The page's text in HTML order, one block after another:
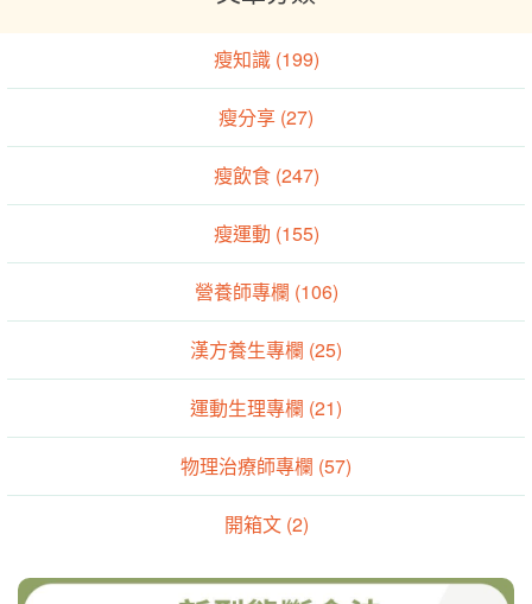
瘦知識 (199)
瘦分享 (27)
瘦飲食 (247)
瘦運動 (155)
營養師專欄 (106)
漢方養生專欄 (25)
運動生理專欄 (21)
物理治療師專欄 (57)
開箱文 (2)